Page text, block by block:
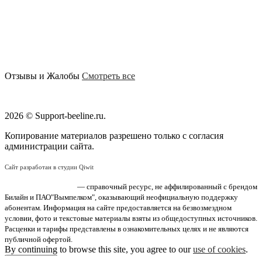
Отзывы и Жалобы Смотреть все
2026 © Support-beeline.ru.
Копирование материалов разрешено только с согласия
администрации сайта.
Сайт разработан в студии Qiwit
— справочный ресурс, не аффилированный с брендом
Билайн и ПАО"Вымпелком", оказывающий неофициальную поддержку
абонентам. Информация на сайте предоставляется на безвозмездном
условии, фото и текстовые материалы взяты из общедоступных источников.
Расценки и тарифы представлены в ознакомительных целях и не являются
публичной офертой.
By continuing to browse this site, you agree to ouruse of cookies.